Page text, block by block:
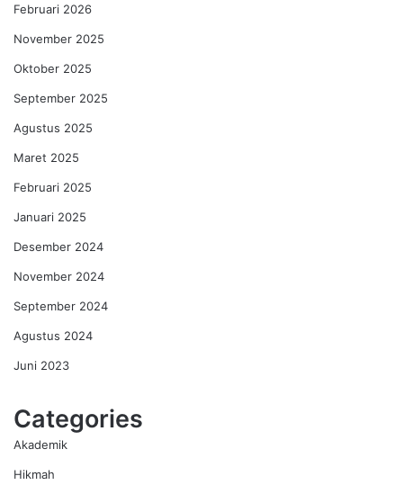
Februari 2026
November 2025
Oktober 2025
September 2025
Agustus 2025
Maret 2025
Februari 2025
Januari 2025
Desember 2024
November 2024
September 2024
Agustus 2024
Juni 2023
Categories
Akademik
Hikmah